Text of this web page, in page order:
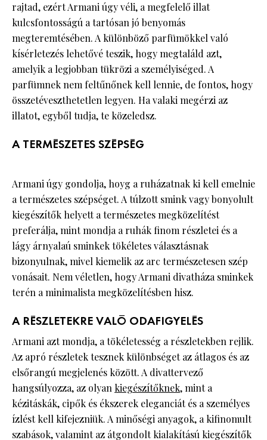
rajtad, ezért Armani úgy véli, a megfelelő illat
kulcsfontosságú a tartósan jó benyomás
megteremtésében. A különböző parfümökkel való
kísérletezés lehetővé teszik, hogy megtaláld azt,
amelyik a legjobban tükrözi a személyiséged. A
parfümnek nem feltűnőnek kell lennie, de fontos, hogy
összetéveszthetetlen legyen. Ha valaki megérzi az
illatot, egyből tudja, te közeledsz.
A TERMÉSZETES SZÉPSÉG
Armani úgy gondolja, hoyg a ruházatnak ki kell emelnie
a természetes szépséget. A túlzott smink vagy bonyolult
kiegészítők helyett a természetes megközelítést
preferálja, mint mondja a ruhák finom részletei és a
lágy árnyalaú sminkek tökéletes választásnak
bizonyulnak, mivel kiemelik az arc természetesen szép
vonásait. Nem véletlen, hogy Armani divatháza sminkek
terén a minimalista megközelítésben hisz.
A RÉSZLETEKRE VALÓ ODAFIGYELÉS
Armani azt mondja, a tökéletesség a részletekben rejlik.
Az apró részletek tesznek különbséget az átlagos és az
elsőrangú megjelenés között. A divattervező
hangsúlyozza, az olyan kiegészítőknek, mint a
kézitáskák, cipők és ékszerek eleganciát és a személyes
ízlést kell kifejezniük. A minőségi anyagok, a kifinomult
szabások, valamint az átgondolt kialakítású kiegészítők